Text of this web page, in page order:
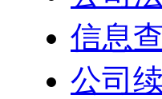
信息
公司